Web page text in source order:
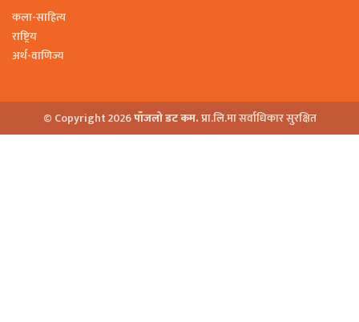
कला-साहित्य
राष्ट्रिय
अर्थ-वाणिज्य
© Copyright 2026पाँजलो डट कम.प्रा.लि.मा सर्वाधिकार सुरक्षित